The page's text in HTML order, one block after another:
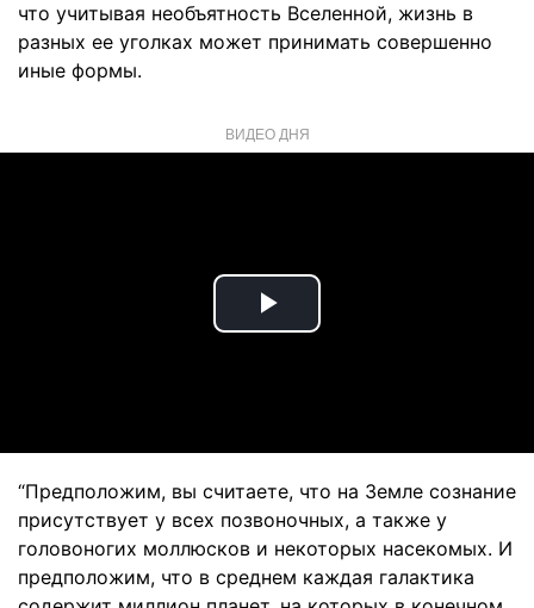
что учитывая необъятность Вселенной, жизнь в
разных ее уголках может принимать совершенно
иные формы.
ВИДЕО ДНЯ
Play
“Предположим, вы считаете, что на Земле сознание
присутствует у всех позвоночных, а также у
головоногих моллюсков и некоторых насекомых. И
предположим, что в среднем каждая галактика